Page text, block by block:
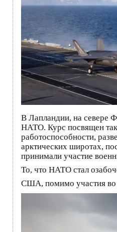
В Лапландии, на севере
НАТО. Курс посвящен
работоспособности,
арктических широтах,
принимали участие
То, что НАТО стал
США, помимо участия во